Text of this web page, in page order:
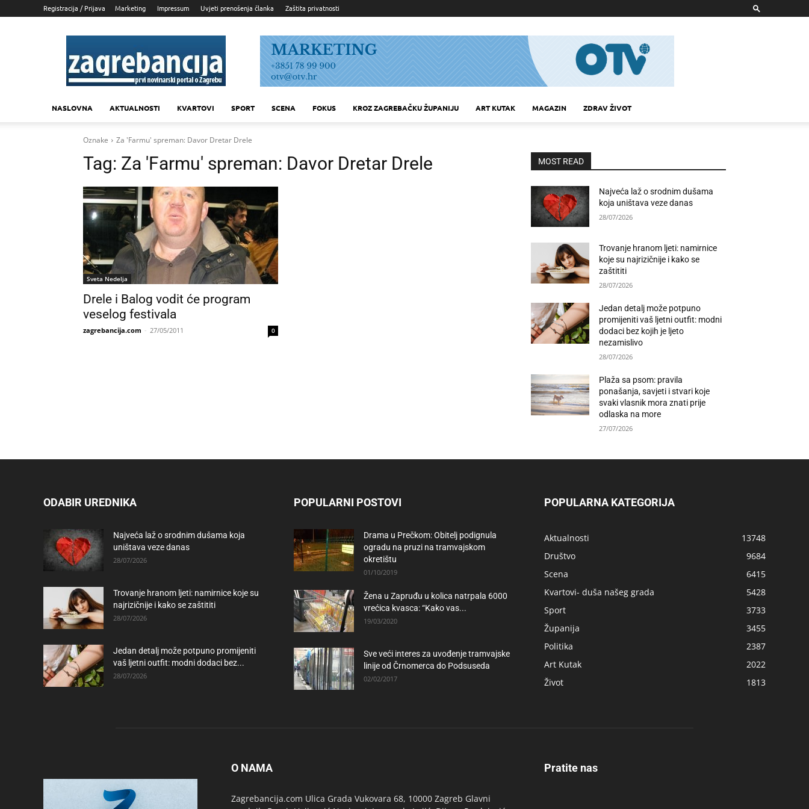
Registracija / Prijava Marketing Impressum Uvjeti prenošenja članka Zaštita privatnosti
Zagrebancija
NASLOVNA AKTUALNOSTI KVARTOVI SPORT SCENA FOKUS KROZ ZAGREBAČKU ŽUPANIJU ART KUTAK MAGAZIN ZDRAV ŽIVOT
Oznake Za 'Farmu' spreman: Davor Dretar Drele
Tag: Za 'Farmu' spreman: Davor Dretar Drele
Sveta Nedelja
Drele i Balog vodit će program
veselog festivala
zagrebancija.com - 27/05/2011 0
MOST READ
Najveća laž o srodnim dušama
koja uništava veze danas
28/07/2026
Trovanje hranom ljeti: namirnice
koje su najrizičnije i kako se
zaštititi
28/07/2026
Jedan detalj može potpuno
promijeniti vaš ljetni outfit: modni
dodaci bez kojih je ljeto
nezamislivo
28/07/2026
Plaža sa psom: pravila
ponašanja, savjeti i stvari koje
svaki vlasnik mora znati prije
odlaska na more
27/07/2026
ODABIR UREDNIKA
Najveća laž o srodnim dušama koja
uništava veze danas
28/07/2026
Trovanje hranom ljeti: namirnice koje su
najrizičnije i kako se zaštititi
28/07/2026
Jedan detalj može potpuno promijeniti
vaš ljetni outfit: modni dodaci bez...
28/07/2026
POPULARNI POSTOVI
Drama u Prečkom: Obitelj podignula
ogradu na pruzi na tramvajskom
okretištu
01/10/2019
Žena u Zapruđu u kolica natrpala 6000
vrećica kvasca: “Kako vas...
19/03/2020
Sve veći interes za uvođenje tramvajske
linije od Črnomerca do Podsuseda
02/02/2017
POPULARNA KATEGORIJA
Aktualnosti
13748
Društvo
9684
Scena
6415
Kvartovi- duša našeg grada
5428
Sport
3733
Županija
3455
Politika
2387
Art Kutak
2022
Život
1813
O NAMA
Zagrebancija.com Ulica Grada Vukovara 68, 10000 Zagreb Glavni
Pratite nas